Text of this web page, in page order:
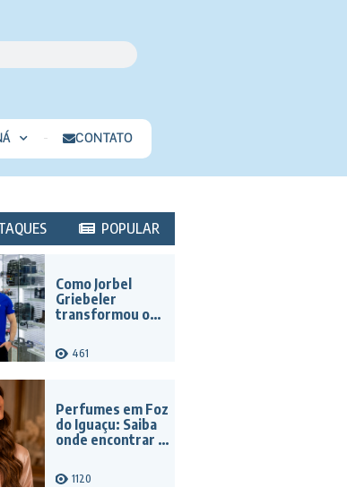
CONTATO
POPULAR
Como Jorbel
Griebeler
transformou o
e redefiniu o
consumo na
461
Perfumes em Foz
do Iguaçu: Saiba
onde encontrar as
inspirações
olfativas
1120